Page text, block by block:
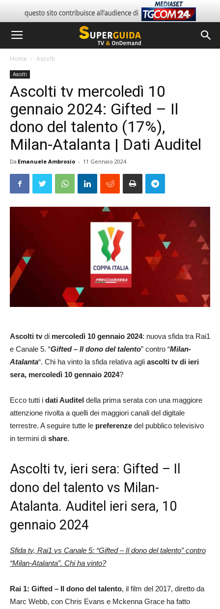
Home Ascolti
Ascolti
Ascolti tv mercoledì 10
gennaio 2024: Gifted – Il
dono del talento (17%),
Milan-Atalanta | Dati Auditel
Da Emanuele Ambrosio - 11 Gennaio 2024
Ascolti tvdi mercoledì 10 gennaio 2024: nuova sfida tra Rai1
e Canale 5. “Gifted – Il dono del talento” contro “Milan-
Atalanta“. Chi ha vinto la sfida relativa agli ascolti tv di ieri
sera, mercoledì 10 gennaio 2024?
Ecco tutti i dati Auditel della prima serata con una maggiore
attenzione rivolta a quelli dei maggiori canali del digitale
terrestre. A seguire tutte le preferenze del pubblico televisivo
in termini di share.
Ascolti tv, ieri sera: Gifted – Il
dono del talento vs Milan-
Atalanta. Auditel ieri sera, 10
gennaio 2024
Sfida tv, Rai1 vs Canale 5: “Gifted – Il dono del talento” contro
“Milan-Atalanta”. Chi ha vinto?
Rai 1: Gifted – Il dono del talento, il film del 2017, diretto da
Marc Webb, con Chris Evans e Mckenna Grace ha fatto